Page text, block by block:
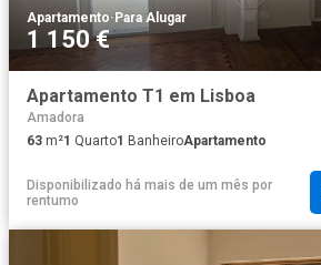
Apartamento·Para Alugar
1 150 €
Apartamento T1 em Lisboa
Amadora
63 m²1 Quarto1 BanheiroApartamento
Disponibilizado há mais de um mês por
rentumo